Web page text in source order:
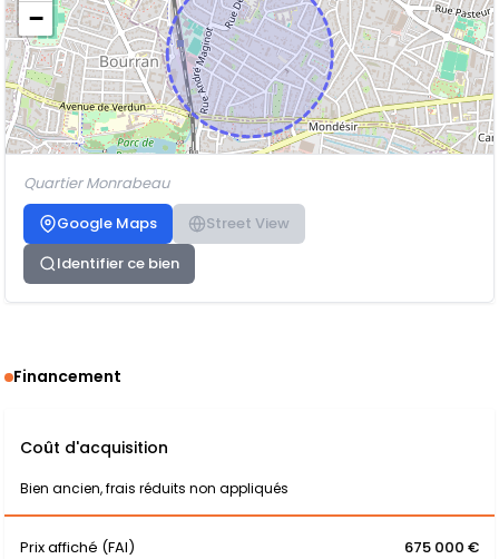
−
Quartier Monrabeau
Google Maps
Street View
Identifier ce bien
Financement
Coût d'acquisition
Bien ancien, frais réduits non appliqués
Prix affiché (FAI) 675 000 €